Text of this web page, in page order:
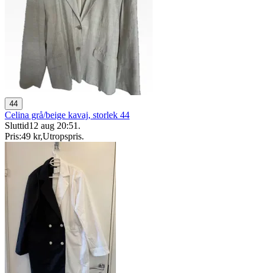
44
Celina grå/beige kavaj, storlek 44
Sluttid12 aug 20:51 .
Pris:49 kr,Utropspris.